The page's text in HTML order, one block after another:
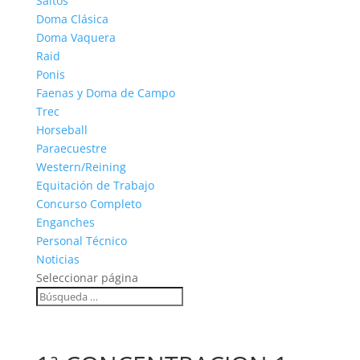
Doma Clásica
Doma Vaquera
Raid
Ponis
Faenas y Doma de Campo
Trec
Horseball
Paraecuestre
Western/Reining
Equitación de Trabajo
Concurso Completo
Enganches
Personal Técnico
Noticias
Seleccionar página